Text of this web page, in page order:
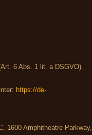
6 Abs. 1 lit. a DSGVO).
https://de-
1600 Amphitheatre Parkway,